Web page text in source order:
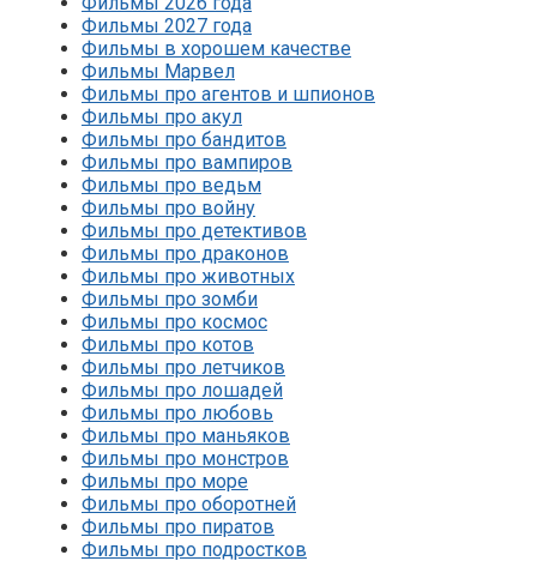
Фильмы 2027 года
Фильмы в хорошем качестве
Фильмы Марвел
Фильмы про агентов и шпионов
Фильмы про акул
Фильмы про бандитов
Фильмы про вампиров
Фильмы про ведьм
Фильмы про войну
Фильмы про детективов
Фильмы про драконов
Фильмы про животных
Фильмы про зомби
Фильмы про космос
Фильмы про котов
Фильмы про летчиков
Фильмы про лошадей
Фильмы про любовь
Фильмы про маньяков
Фильмы про монстров
Фильмы про море
Фильмы про оборотней
Фильмы про пиратов
Фильмы про подростков